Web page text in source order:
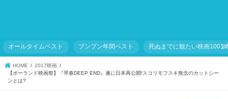
オールタイムベスト ブンブン年間ベスト 死ぬまでに観たい映画1001
HOME
2017映画
【ポーランド映画祭】『早春DEEP END』遂に日本再公開!スコリモフスキ無念のカットシー
ンとは?